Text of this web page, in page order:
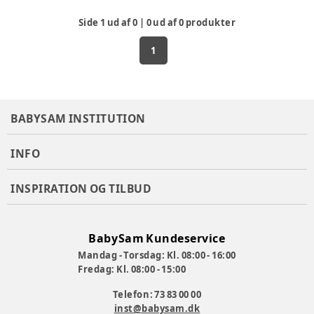
Side 1 ud af0 0ud af0 produkter
1
BABYSAM INSTITUTION
INFO
INSPIRATION OG TILBUD
BabySam Kundeservice
Mandag - Torsdag: Kl. 08:00 - 16:00
Fredag: Kl. 08:00 - 15:00
Telefon: 73 83 00 00
inst@babysam.dk